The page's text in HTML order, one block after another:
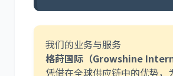
我们的业务与服务
格莳国际（Growshine
凭借在全球供应链中的优势，